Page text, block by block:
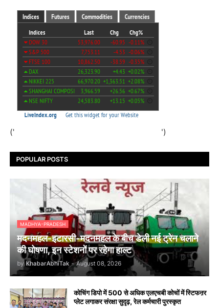
(' ')
POPULAR POSTS
MADHYA-PRADESH
मदनमहल-इटारसी-मदनमहल के बीच डेली नई ट्रेन चलाने
की घोषणा, इन स्टेशनों पर रहेगा हाल्ट
by KhabarAbhiTak - August 08, 2026
कोचिंग डिपो में 500 से अधिक एलएचबी कोचों में स्टिफऩर
प्लेट लगाकर संरक्षा सुदृढ़, रेल कर्मचारी पुरस्कृत